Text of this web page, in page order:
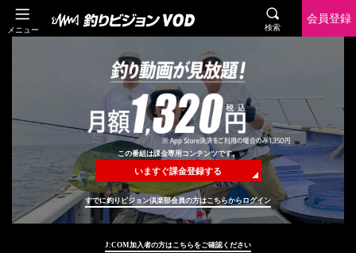
メニュー 検索
会員登録
この番組は課金専用コンテンツです。
いますぐ課金登録する
すでに釣りビジョン倶楽部会員の方はこちらからログイン
J:COM加入者の方はこちらをご確認ください